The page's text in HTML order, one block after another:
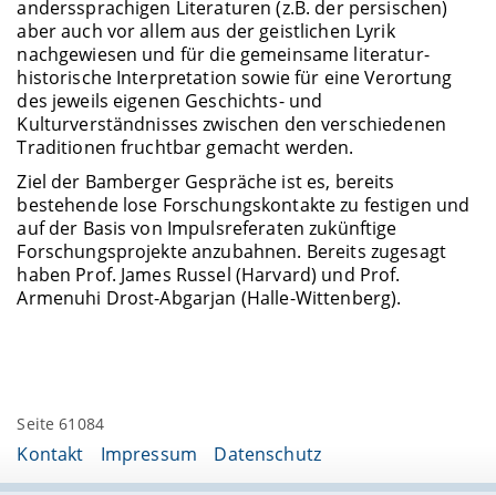
anderssprachigen Literaturen (z.B. der persischen)
aber auch vor allem aus der geistlichen Lyrik
nachgewiesen und für die gemeinsame literatur-
historische Interpretation sowie für eine Verortung
des jeweils eigenen Geschichts- und
Kulturverständnisses zwischen den verschiedenen
Traditionen fruchtbar gemacht werden.
Ziel der Bamberger Gespräche ist es, bereits
bestehende lose Forschungskontakte zu festigen und
auf der Basis von Impulsreferaten zukünftige
Forschungsprojekte anzubahnen. Bereits zugesagt
haben Prof. James Russel (Harvard) und Prof.
Armenuhi Drost-Abgarjan (Halle-Wittenberg).
Seite 61084
Kontakt Impressum Datenschutz